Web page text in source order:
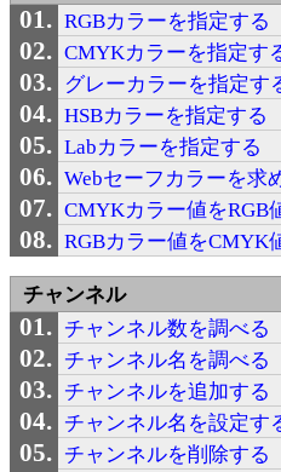
RGBカラーを指定する
CMYKカラーを指定す
グレーカラーを指定す
HSBカラーを指定する
Labカラーを指定する
Webセーフカラーを求
CMYKカラー値をRGB
RGBカラー値をCMYK
チャンネル
チャンネル数を調べる
チャンネル名を調べる
チャンネルを追加する
チャンネル名を設定す
チャンネルを削除する